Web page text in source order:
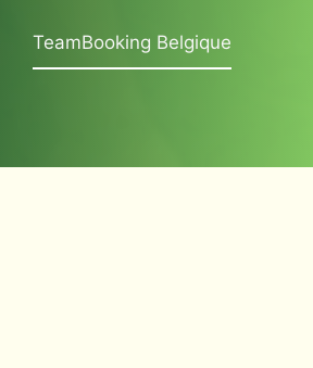
TeamBooking Belgique